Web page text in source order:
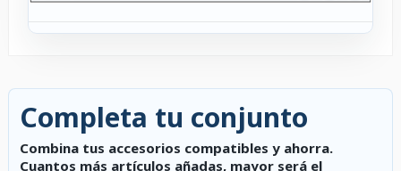
Completa tu conjunto
Combina tus accesorios compatibles y ahorra.
Cuantos más artículos añadas, mayor será el